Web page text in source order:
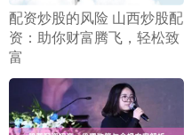
​配资炒股的风险 山西炒股配
资：助你财富腾飞，轻松致
富